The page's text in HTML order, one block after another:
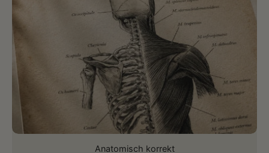
Anatomisch korrekt